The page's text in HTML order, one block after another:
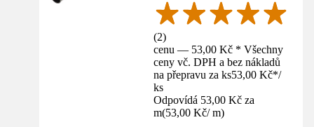
(2)
cenu — 53,00 Kč * Všechny
ceny vč. DPH a bez nákladů
na přepravu za ks53,00 Kč*/
ks
Odpovídá 53,00 Kč za
m(53,00 Kč/ m)